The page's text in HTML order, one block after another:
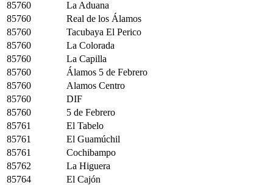
85760
La Aduana
85760
Real de los Álamos
85760
Tacubaya El Perico
85760
La Colorada
85760
La Capilla
85760
Álamos 5 de Febrero
85760
Alamos Centro
85760
DIF
85760
5 de Febrero
85761
El Tabelo
85761
El Guamúchil
85761
Cochibampo
85762
La Higuera
85764
El Cajón